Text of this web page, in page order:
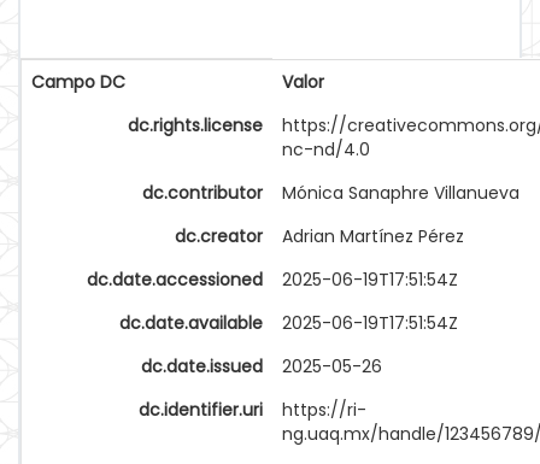
Campo DC
Valor
dc.rights.license
https://
nc-nd/4.0
dc.contributor
Mónica Sanaphre Villanueva
dc.creator
Adrian Martínez Pérez
dc.date.accessioned
2025-06-19T17:51:54Z
dc.date.available
2025-06-19T17:51:54Z
dc.date.issued
2025-05-26
dc.identifier.uri
https://ri-
ng.uaq.mx/handle/123456789/